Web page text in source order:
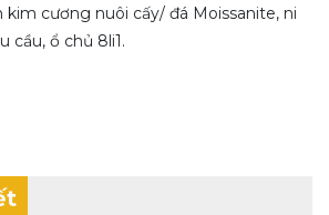
kim cương nuôi cấy/ đá Moissanite, ni
cầu, ổ chủ 8li1.